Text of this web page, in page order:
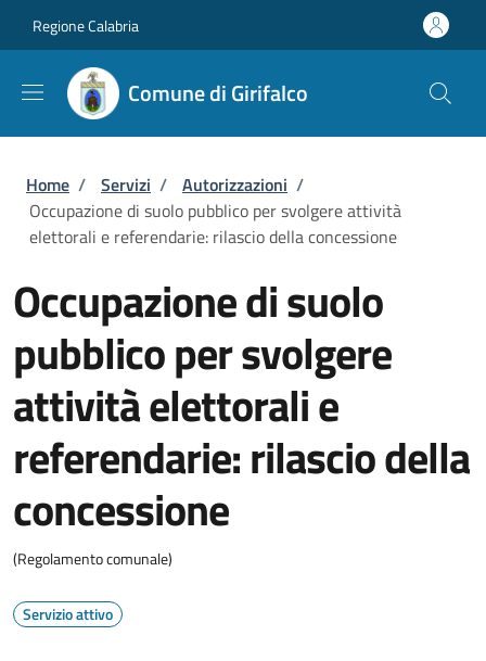
Regione Calabria
Comune di Girifalco
Briciole di pane
Home / Servizi / Autorizzazioni /
Occupazione di suolo pubblico per svolgere attività
elettorali e referendarie: rilascio della concessione
Occupazione di suolo
pubblico per svolgere
attività elettorali e
referendarie: rilascio della
concessione
(Regolamento comunale)
Servizio attivo